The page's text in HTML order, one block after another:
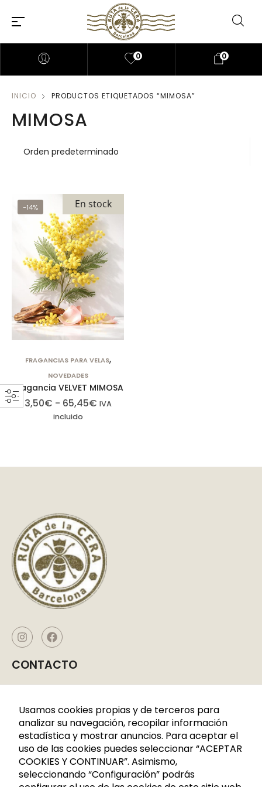
0 0
INICIO PRODUCTOS ETIQUETADOS “MIMOSA”
MIMOSA
-14% En stock
FRAGANCIAS PARA VELAS,
NOVEDADES
Fragancia VELVET MIMOSA
3,50€ - 65,45€ IVA
incluido
CONTACTO
C/CERDANYA 33-35
08140 Barcelona
+34 936 883 107
621 288 809
info@rutadelacera.es
Usamos cookies propias y de terceros para
analizar su navegación, recopilar información
estadística y mostrar anuncios. Para aceptar el
uso de las cookies puedes seleccionar “ACEPTAR
COOKIES Y CONTINUAR”. Asimismo,
seleccionando “Configuración” podrás